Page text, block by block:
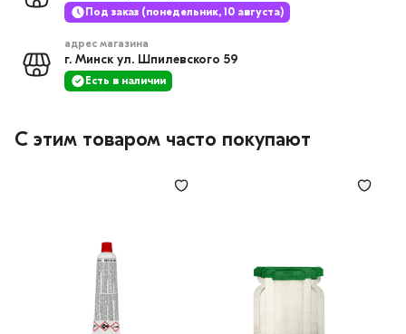
Под заказ (понедельник, 10 августа)
адрес магазина
г. Минск ул. Шпилевского 59
Есть в наличии
С этим товаром часто покупают